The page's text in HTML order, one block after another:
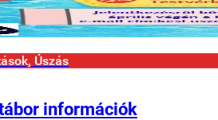
Úszás
információk